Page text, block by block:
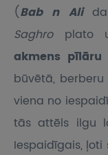
(Bab n Ali
Saghro plato
akmens pīlāru
būvētā,
viena no
tās attēls ilgu
Iespaidīgais,